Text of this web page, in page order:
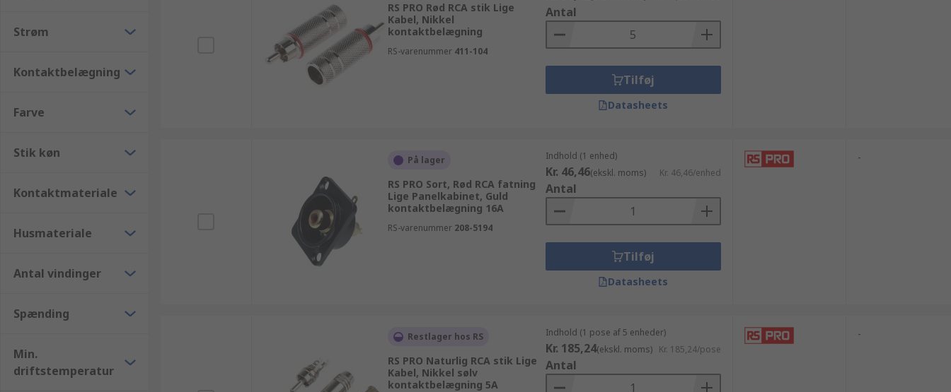
Strøm
Kontaktbelægning
Farve
Stik køn
Kontaktmateriale
Husmateriale
Antal vindinger
Spænding
Min.
driftstemperatur
RS PRO Rød RCA stik Lige
Kabel, Nikkel
kontaktbelægning
RS-varenummer 411-104
Antal
Tilføj
Datasheets
På lager
RS PRO Sort, Rød RCA fatning
Lige Panelkabinet, Guld
kontaktbelægning 16A
RS-varenummer 208-5194
Indhold (1 enhed)
Kr. 46,46(ekskl. moms) Kr. 46,46/enhed
Antal
Tilføj
Datasheets
-
Restlager hos RS
RS PRO Naturlig RCA stik Lige
Kabel, Nikkel sølv
kontaktbelægning 5A
Indhold (1 pose af 5 enheder)
Kr. 185,24(ekskl. moms) Kr. 185,24/pose
Antal
-